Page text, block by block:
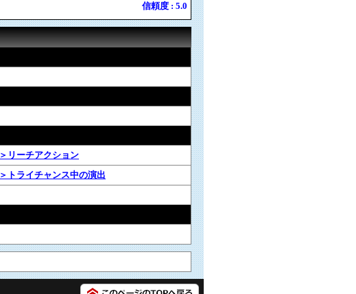
信頼度 : 5.0
＞リーチアクション
＞トライチャンス中の演出